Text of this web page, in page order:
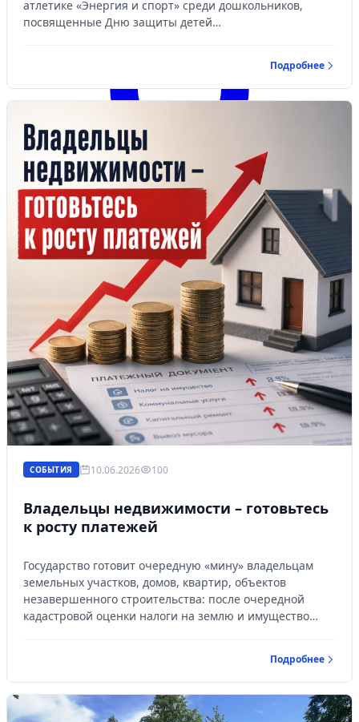
Войти
Личный кабинет
атлетике «Энергия и спорт» среди дошкольников,
посвященные Дню защиты детей…
Подробнее
СОБЫТИЯ 10.06.2026 100
Владельцы недвижимости – готовьтесь
к росту платежей
Государство готовит очередную «мину» владельцам
земельных участков, домов, квартир, объектов
незавершенного строительства: после очередной
кадастровой оценки налоги на землю и имущество
Подробнее